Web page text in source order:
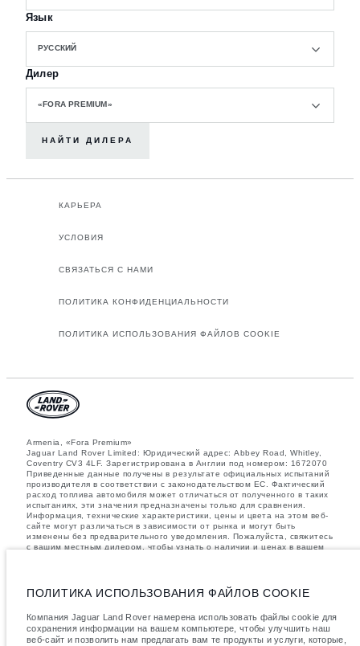
Язык
РУССКИЙ
Дилер
«FORA PREMIUM»
НАЙТИ ДИЛЕРА
КАРЬЕРА
УСЛОВИЯ
СВЯЗАТЬСЯ С НАМИ
ПОЛИТИКА КОНФИДЕНЦИАЛЬНОСТИ
ПОЛИТИКА ИСПОЛЬЗОВАНИЯ ФАЙЛОВ COOKIE
Armenia, «Fora Premium»
Jaguar Land Rover Limited: Юридический адрес: Abbey Road, Whitley,
Coventry CV3 4LF. Зарегистрирована в Англии под номером: 1672070
Приведенные данные получены в результате официальных испытаний
производителя в соответствии с законодательством ЕС. Фактический
расход топлива автомобиля может отличаться от полученного в таких
испытаниях, эти значения предназначены только для сравнения.
Информация, технические характеристики, цены и цвета на этом веб-
сайте могут различаться в зависимости от рынка и могут быть
изменены без предварительного уведомления. Пожалуйста, свяжитесь
с вашим местным дилером, чтобы узнать о наличии и ценах в вашем
комплектации. Аксессуары и другие элементы, установленные после
процесса производства автомобиля, влияют на полезную нагрузку.
максимальные нагрузки на оси не были превышены, когда к массе
самого автомобиля добавляется совокупный вес установленных
аксессуаров, пассажиров, рабочих жидкостей, топлива, а также
ПОЛИТИКА ИСПОЛЬЗОВАНИЯ ФАЙЛОВ COOKIE
Компания Jaguar Land Rover намерена использовать файлы cookie для
сохранения информации на вашем компьютере, чтобы улучшить наш
веб-сайт и позволить нам предлагать вам те продукты и услуги, которые,